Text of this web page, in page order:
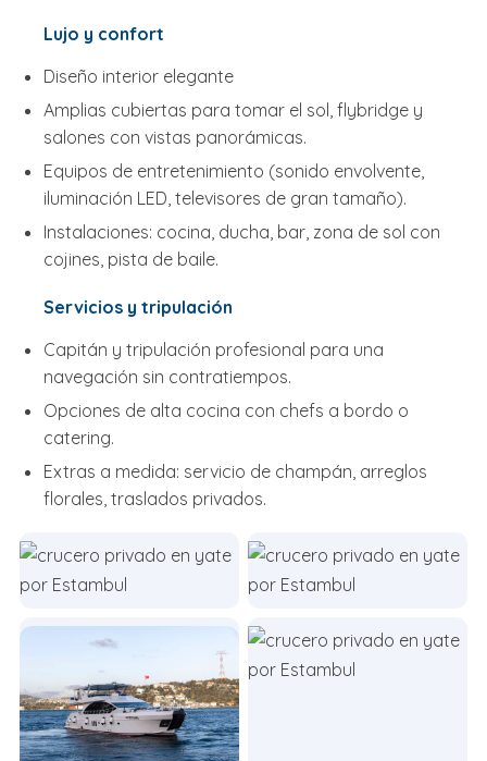
Lujo y confort
Diseño interior elegante
Amplias cubiertas para tomar el sol, flybridge y
salones con vistas panorámicas.
Equipos de entretenimiento (sonido envolvente,
iluminación LED, televisores de gran tamaño).
Instalaciones: cocina, ducha, bar, zona de sol con
cojines, pista de baile.
Servicios y tripulación
Capitán y tripulación profesional para una
navegación sin contratiempos.
Opciones de alta cocina con chefs a bordo o
catering.
Extras a medida: servicio de champán, arreglos
florales, traslados privados.